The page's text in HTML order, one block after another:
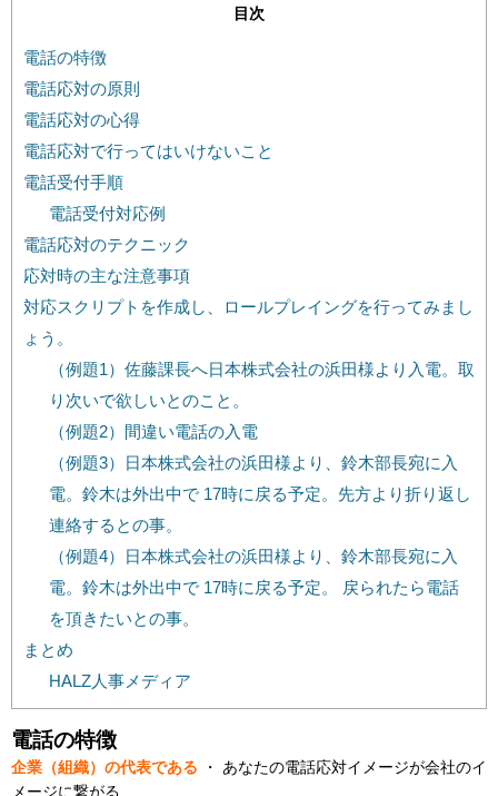
目次
電話の特徴
電話応対の原則
電話応対の心得
電話応対で行ってはいけないこと
電話受付手順
電話受付対応例
電話応対のテクニック
応対時の主な注意事項
対応スクリプトを作成し、ロールプレイングを行ってみまし
ょう。
（例題1）佐藤課長へ日本株式会社の浜田様より入電。取
り次いで欲しいとのこと。
（例題2）間違い電話の入電
（例題3）日本株式会社の浜田様より、鈴木部長宛に入
電。鈴木は外出中で 17時に戻る予定。先方より折り返し
連絡するとの事。
（例題4）日本株式会社の浜田様より、鈴木部長宛に入
電。鈴木は外出中で 17時に戻る予定。 戻られたら電話
を頂きたいとの事。
まとめ
HALZ人事メディア
電話の特徴
企業（組織）の代表である ・ あなたの電話応対イメージが会社のイ
メージに繋がる